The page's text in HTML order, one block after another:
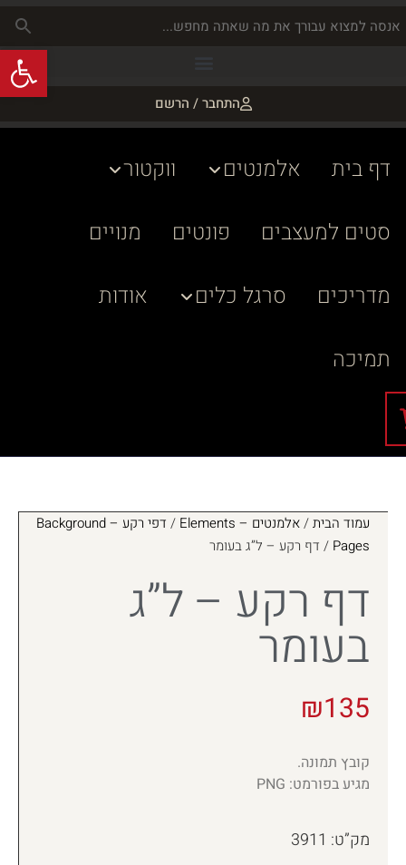
התחבר / הרשם
דף בית אלמנטים
ווקטור
סטים למעצבים
פונטים
מנויים
מדריכים
סרגל כלים
אודות
תמיכה
עמוד הבית/אלמנטים – Elements /
דפי רקע – Background
Pages / דף רקע – ל”ג בעומר
דף רקע – ל”ג
בעומר
₪135
קובץ תמונה.
מגיע בפורמט: PNG
מק”ט: 3911